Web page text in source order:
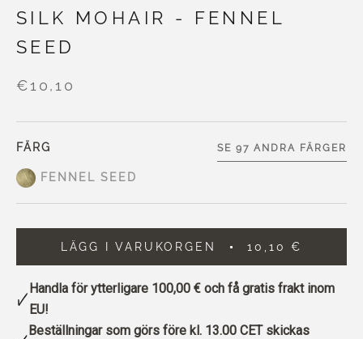
SILK MOHAIR - FENNEL
SEED
€10,10
FÄRG
FENNEL SEED
SE 97 ANDRA FÄRGER
LÄGG I VARUKORGEN 10,10 €
Handla för ytterligare 100,00 €och få gratis frakt inom
EU!
Beställningar som görs före kl. 13.00 CET skickas